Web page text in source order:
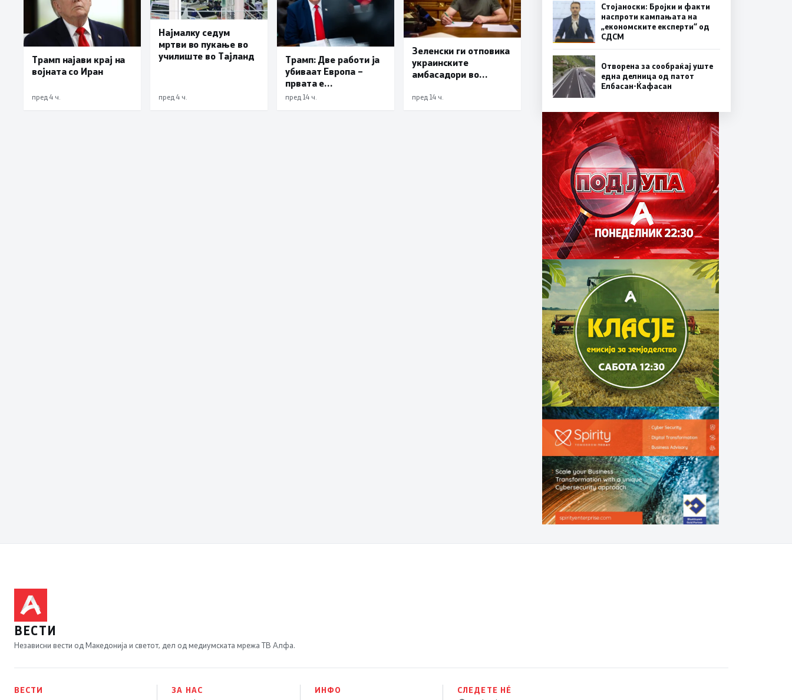
Трамп најави крај на
војната со Иран
пред 4 ч.
Најмалку седум
мртви во пукање во
училиште во Тајланд
пред 4 ч.
Трамп: Две работи ја
убиваат Европа –
првата е
имиграцијата,
пред 14 ч.
Зеленски ги отповика
украинските
амбасадори во
Црна Гора
пред 14 ч.
Стојаноски: Бројки и факти
наспроти кампањата на
„економските експерти“ од
СДСM
Отворена за сообраќај уште
една делница од патот
Елбасан-Ќафасан
ВЕСТИ
Независни вести од Македонија и светот, дел од медиумската мрежа ТВ Алфа.
ВЕСТИ
ЗА НАС
ИНФО
СЛЕДЕТЕ НÉ